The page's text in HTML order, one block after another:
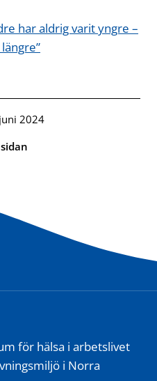
har aldrig varit yngre –
2024
för hälsa i arbetslivet
i Norra